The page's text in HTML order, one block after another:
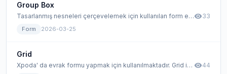
Group Box
Tasarlanmış nesneleri çerçevelemek için kullanılan form elemanıdır. Grup kutusu aracının özellikleri arasında başlığın görünür/görünmez özelliği vardır. Grup kutusu yardımı ile çerçevedeki nesnelerin üzerine başlık yerleştirilerek daha düzenli bir görünüm elde edilebilir.
Form 2026-03-25
visibility33
Grid
Xpoda' da evrak formu yapmak için kullanılmaktadır. Grid içerisinde, Yeni Alan Ekle butonuyla istenilen sütunlar evrak içerisinde oluşturulabilir. visibility44